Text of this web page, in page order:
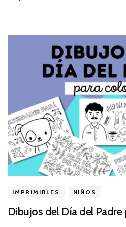
IMPRIMIBLES NIÑOS
Dibujos del Día del Padre